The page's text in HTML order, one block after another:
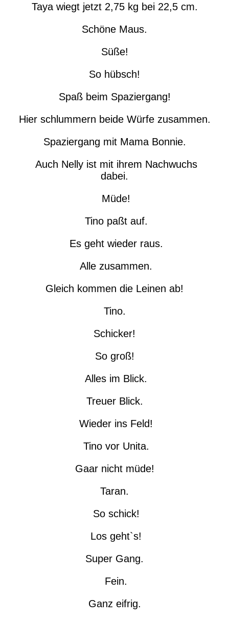
Taya wiegt jetzt 2,75 kg bei 22,5 cm.
Schöne Maus.
Süße!
So hübsch!
Spaß beim Spaziergang!
Hier schlummern beide Würfe zusammen.
Spaziergang mit Mama Bonnie.
Auch Nelly ist mit ihrem Nachwuchs
dabei.
Müde!
Tino paßt auf.
Es geht wieder raus.
Alle zusammen.
Gleich kommen die Leinen ab!
Tino.
Schicker!
So groß!
Alles im Blick.
Treuer Blick.
Wieder ins Feld!
Tino vor Unita.
Gaar nicht müde!
Taran.
So schick!
Los geht`s!
Super Gang.
Fein.
Ganz eifrig.